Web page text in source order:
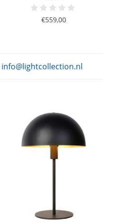
€559,00
info@lightcollection.nl